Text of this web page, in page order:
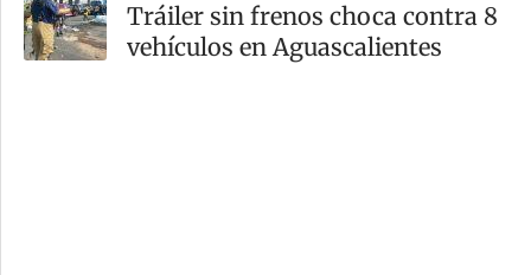
Tráiler sin frenos choca contra 8
vehículos en Aguascalientes